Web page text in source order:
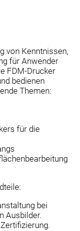
von Kenntnissen,
für Anwender
FDM-Drucker
bedienen
Themen:
für die
bei
Ausbilder.